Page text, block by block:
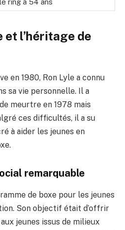
et l’héritage de
en 1980, Ron Lyle a connu
sa vie personnelle. Il a
meurtre en 1978 mais
ces difficultés, il a su
à aider les jeunes en
remarquable
de boxe pour les jeunes
Son objectif était d’offrir
jeunes issus de milieux